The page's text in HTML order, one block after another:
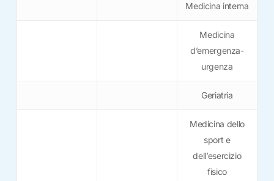
Medicina interna
Medicina
d’emergenza-
urgenza
Geriatria
Medicina dello
sport e
dell’esercizio
fisico